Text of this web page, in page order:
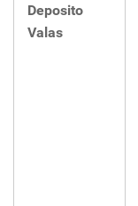
Deposito
Valas